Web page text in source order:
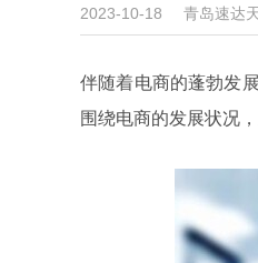
2023-10-18 青岛速达
伴随着电商的蓬勃发
围绕电商的发展状况